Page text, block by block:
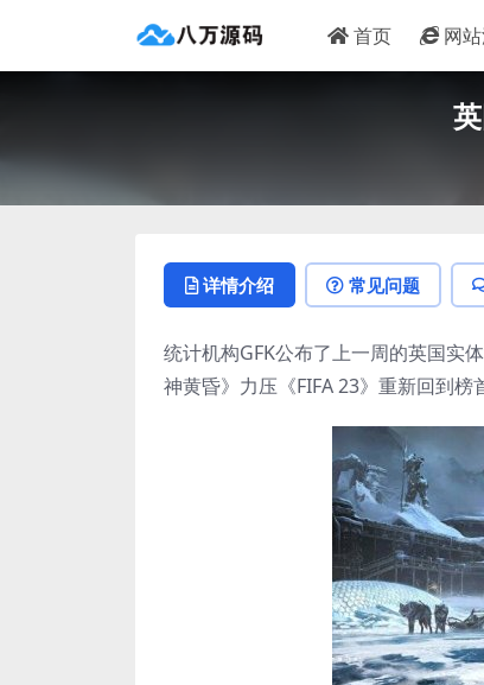
首页 网
详情介绍 常见问题
统计机构GFK公布了上一周的英国实
神黄昏》力压《FIFA 23》重新回到榜